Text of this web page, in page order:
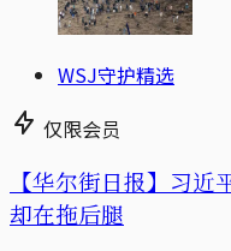
WSJ守护精选
仅限会员
【华尔街日报】习
却在拖后腿